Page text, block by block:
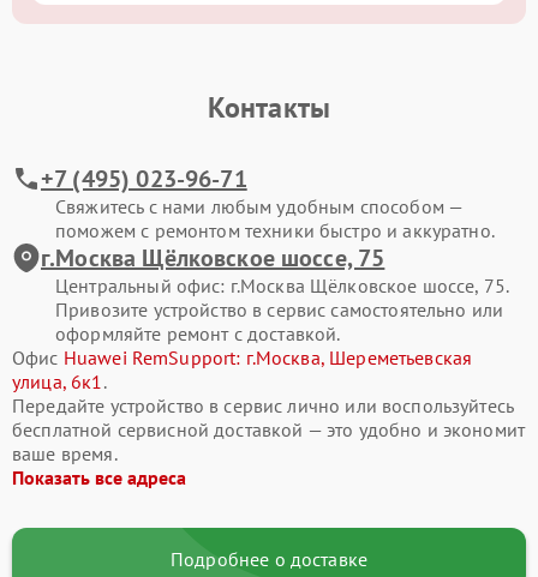
Контакты
+7 (495) 023-96-71
Свяжитесь с нами любым удобным способом —
поможем с ремонтом техники быстро и аккуратно.
г.Москва Щёлковское шоссе, 75
Центральный офис: г.Москва Щёлковское шоссе, 75.
Привозите устройство в сервис самостоятельно или
оформляйте ремонт с доставкой.
Офис Huawei RemSupport: г.Москва, Шереметьевская
улица, 6к1.
Передайте устройство в сервис лично или воспользуйтесь
бесплатной сервисной доставкой — это удобно и экономит
ваше время.
Показать все адреса
Подробнее о доставке